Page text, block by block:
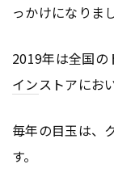
っかけになりま
2019年は全国の
インストアにお
毎年の目玉は、
す。